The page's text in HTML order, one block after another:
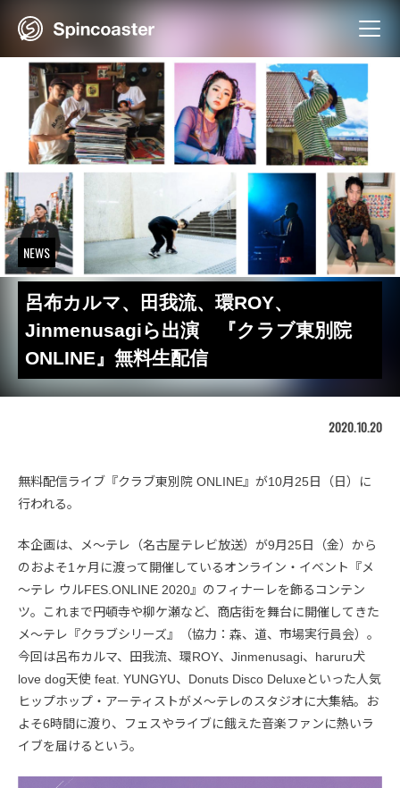
NEWS
呂布カルマ、田我流、環ROY、
Jinmenusagiら出演 『クラブ東別院
ONLINE』無料生配信
2020.10.20
無料配信ライブ『クラブ東別院 ONLINE』が10月25日（日）に
行われる。
本企画は、メ～テレ（名古屋テレビ放送）が9月25日（金）から
のおよそ1ヶ月に渡って開催しているオンライン・イベント『メ
～テレ ウルFES.ONLINE 2020』のフィナーレを飾るコンテン
ツ。これまで円頓寺や柳ケ瀬など、商店街を舞台に開催してきた
メ～テレ『クラブシリーズ』（協力：森、道、市場実行員会）。
今回は呂布カルマ、田我流、環ROY、Jinmenusagi、haruru犬
love dog天使 feat. YUNGYU、Donuts Disco Deluxeといった人気
ヒップホップ・アーティストがメ～テレのスタジオに大集結。お
よそ6時間に渡り、フェスやライブに餓えた音楽ファンに熱いラ
イブを届けるという。